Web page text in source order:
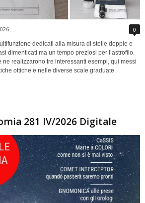
0
dedicati alla misura di stelle doppie e
dimenticati ma un tempo preziosi per l’astrofilo.
ne realizzarono tre interessanti esempi, qui messi
ottiche e nelle diverse scale graduate.
281 IV/2026 Digitale